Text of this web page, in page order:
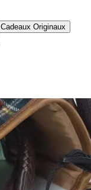
Cadeaux Originaux